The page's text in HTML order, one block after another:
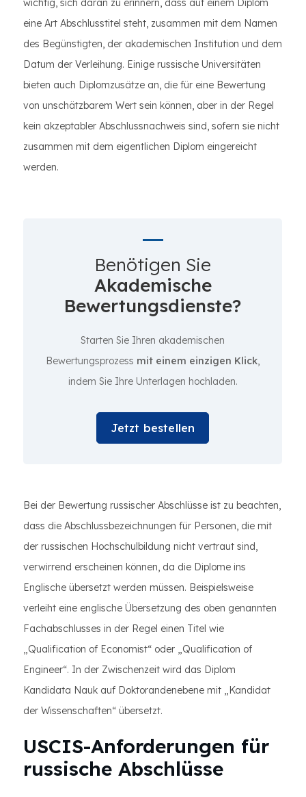
wichtig, sich daran zu erinnern, dass auf einem Diplom
eine Art Abschlusstitel steht, zusammen mit dem Namen
des Begünstigten, der akademischen Institution und dem
Datum der Verleihung. Einige russische Universitäten
bieten auch Diplomzusätze an, die für eine Bewertung
von unschätzbarem Wert sein können, aber in der Regel
kein akzeptabler Abschlussnachweis sind, sofern sie nicht
zusammen mit dem eigentlichen Diplom eingereicht
werden.
Benötigen Sie
Akademische
Bewertungsdienste?
Starten Sie Ihren akademischen
Bewertungsprozess mit einem einzigen Klick,
indem Sie Ihre Unterlagen hochladen.
Jetzt bestellen
Bei der Bewertung russischer Abschlüsse ist zu beachten,
dass die Abschlussbezeichnungen für Personen, die mit
der russischen Hochschulbildung nicht vertraut sind,
verwirrend erscheinen können, da die Diplome ins
Englische übersetzt werden müssen. Beispielsweise
verleiht eine englische Übersetzung des oben genannten
Fachabschlusses in der Regel einen Titel wie
„Qualification of Economist“ oder „Qualification of
Engineer“. In der Zwischenzeit wird das Diplom
Kandidata Nauk auf Doktorandenebene mit „Kandidat
der Wissenschaften“ übersetzt.
USCIS-Anforderungen für
russische Abschlüsse